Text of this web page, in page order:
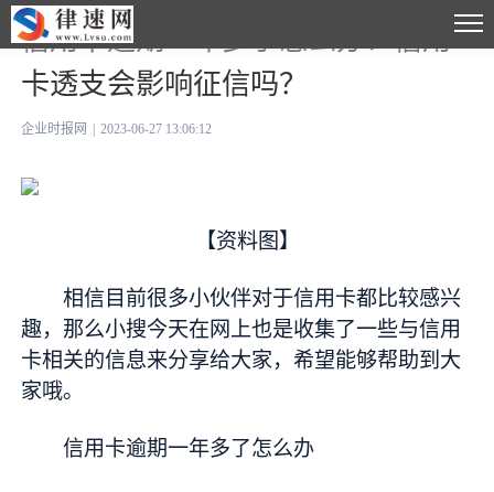
信用卡逾期一年多了怎么办？信用
卡透支会影响征信吗？
企业时报网 2023-06-27 13:06:12
【资料图】
相信目前很多小伙伴对于信用卡都比较感兴
趣，那么小搜今天在网上也是收集了一些与信用
卡相关的信息来分享给大家，希望能够帮助到大
家哦。
信用卡逾期一年多了怎么办